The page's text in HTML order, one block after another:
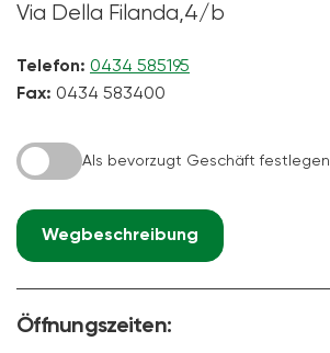
Via Della Filanda,4/b
Telefon: 0434 585195
Fax: 0434 583400
Als bevorzugt Geschäft festlegen
Wegbeschreibung
Öffnungszeiten: